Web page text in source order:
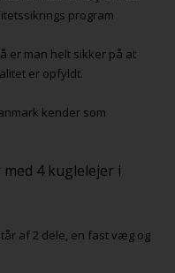
program
er man helt sikker på at
er opfyldt.
kender som
4 kuglelejer i
af 2 dele, en fast væg og